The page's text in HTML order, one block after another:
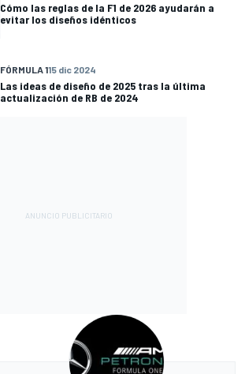
Cómo las reglas de la F1 de 2026 ayudarán a
evitar los diseños idénticos
FÓRMULA 115 dic 2024
Las ideas de diseño de 2025 tras la última
actualización de RB de 2024